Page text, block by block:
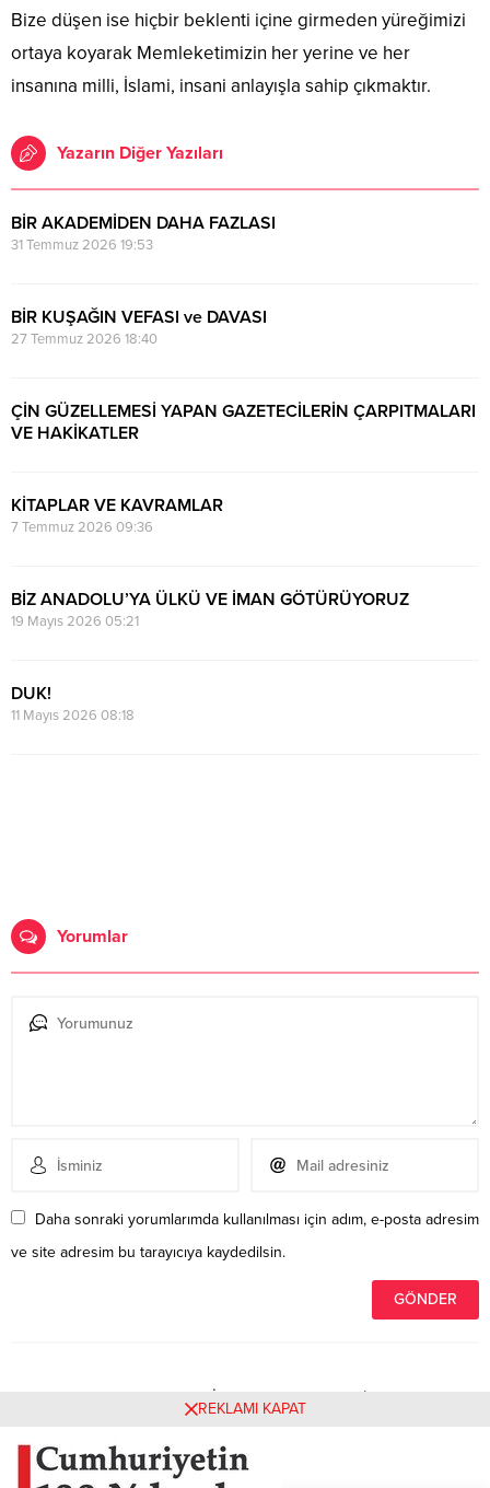
Bize düşen ise hiçbir beklenti içine girmeden yüreğimizi
ortaya koyarak Memleketimizin her yerine ve her
insanına milli, İslami, insani anlayışla sahip çıkmaktır.
Yazarın Diğer Yazıları
BİR AKADEMİDEN DAHA FAZLASI
31 Temmuz 2026 19:53
BİR KUŞAĞIN VEFASI ve DAVASI
27 Temmuz 2026 18:40
ÇİN GÜZELLEMESİ YAPAN GAZETECİLERİN ÇARPITMALARI
VE HAKİKATLER
KİTAPLAR VE KAVRAMLAR
7 Temmuz 2026 09:36
BİZ ANADOLU’YA ÜLKÜ VE İMAN GÖTÜRÜYORUZ
19 Mayıs 2026 05:21
DUK!
11 Mayıs 2026 08:18
Yorumlar
Daha sonraki yorumlarımda kullanılması için adım, e-posta adresim
ve site adresim bu tarayıcıya kaydedilsin.
Henüz yorum yapılmamış. İlk yorumu yukarıdaki form
aracılığıyla siz yapabilirsiniz.REKLAMI KAPAT